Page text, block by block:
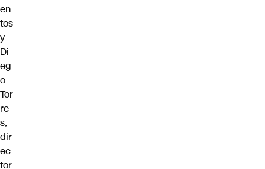
en
tos
y
Di
eg
o
Tor
re
s,
dir
ec
tor